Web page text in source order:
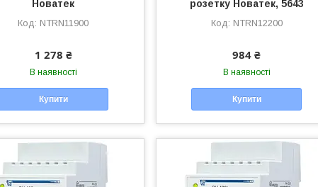
Новатек
NTRN11900
1 278 ₴
В наявності
Купити
розетку Новатек, 5643
NTRN12200
984 ₴
В наявності
Купити